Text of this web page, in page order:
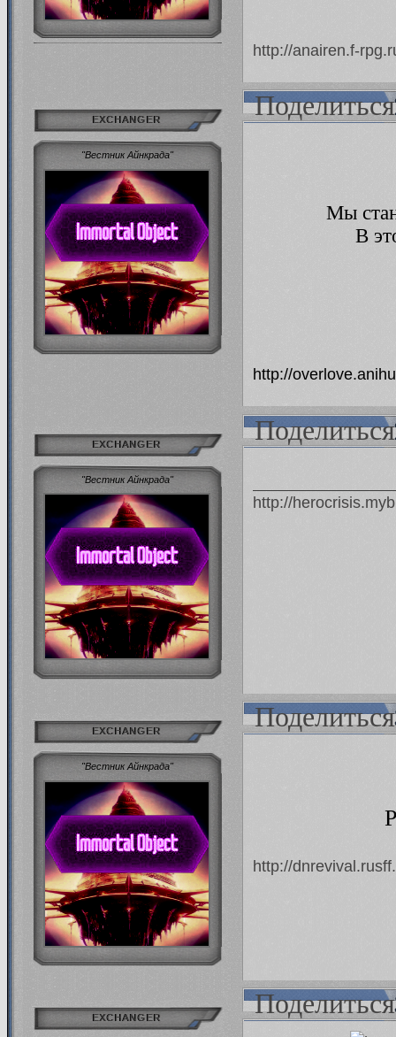
правилам и ответам
Мы ме-е-едленно и
администрации далеко не
честна
http://anairen.f-
Поделиться
EXCHANGER
"Вестник Айнкрада"
Мы
В
http://
Поделиться
EXCHANGER
"Вестник Айнкрада"
http://
Поделиться
EXCHANGER
"Вестник Айнкрада"
http://
Поделиться
EXCHANGER